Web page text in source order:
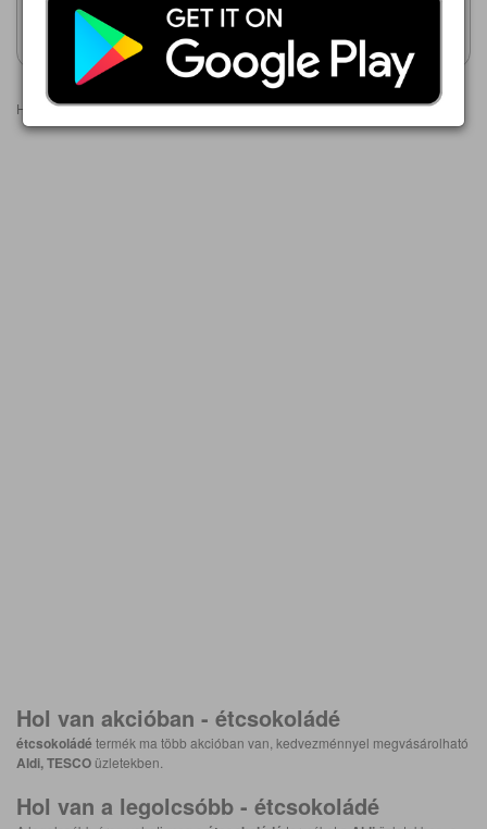
Akciós újság
megtekintése
Akciós újság
megtekintése
Hirdetések
Hol van akcióban - étcsokoládé
étcsokoládé termék ma több akcióban van, kedvezménnyel megvásárolható
Aldi, TESCO üzletekben.
Hol van a legolcsóbb - étcsokoládé